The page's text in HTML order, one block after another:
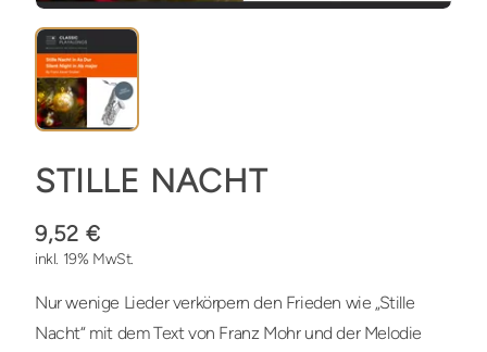
STILLE NACHT
9,52 €
inkl. 19% MwSt.
Nur wenige Lieder verkörpern den Frieden wie „Stille
Nacht“ mit dem Text von Franz Mohr und der Melodie